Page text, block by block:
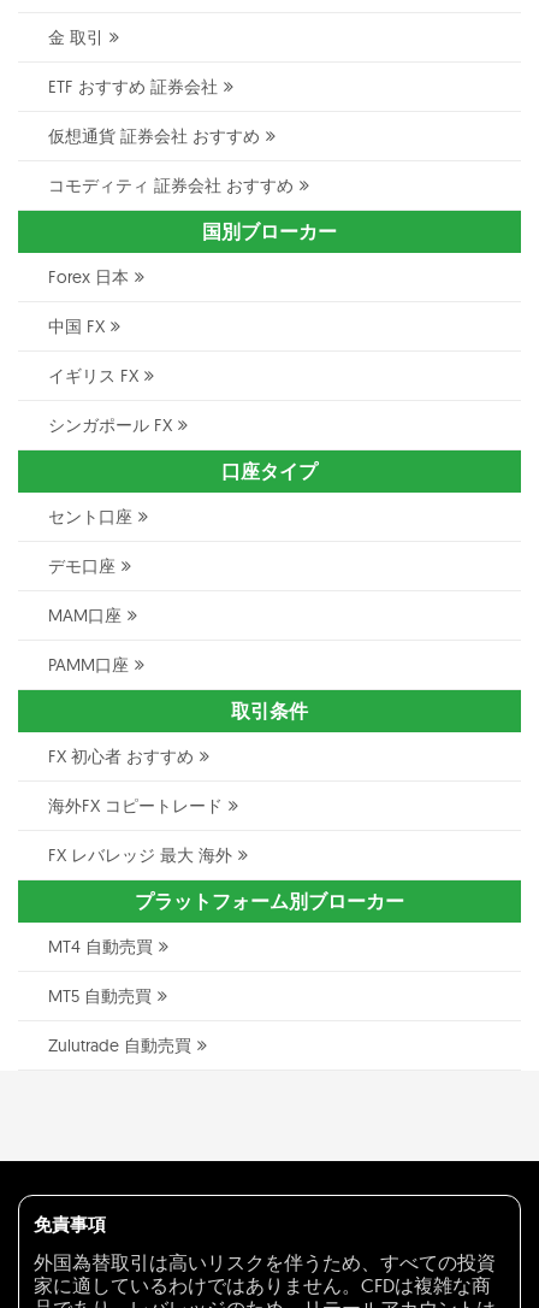
金 取引
ETF おすすめ 証券会社
仮想通貨 証券会社 おすすめ
コモディティ 証券会社 おすすめ
国別ブローカー
Forex 日本
中国 FX
イギリス FX
シンガポール FX
口座タイプ
セント口座
デモ口座
MAM口座
PAMM口座
取引条件
FX 初心者 おすすめ
海外FX コピートレード
FX レバレッジ 最大 海外
プラットフォーム別ブローカー
MT4 自動売買
MT5 自動売買
Zulutrade 自動売買
免責事項
外国為替取引は高いリスクを伴うため、すべての投資
家に適しているわけではありません。CFDは複雑な商